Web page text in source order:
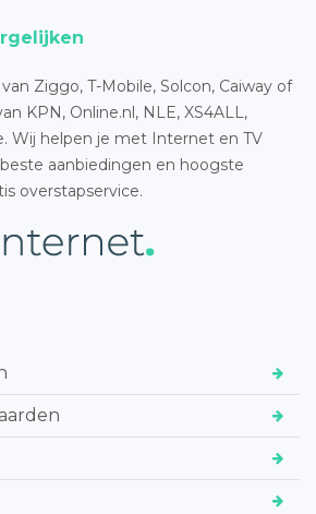
Ziggo, T-Mobile, Solcon, Caiway of
KPN, Online.nl, NLE, XS4ALL,
Wij helpen je met Internet en TV
aanbiedingen en hoogste
overstapservice.